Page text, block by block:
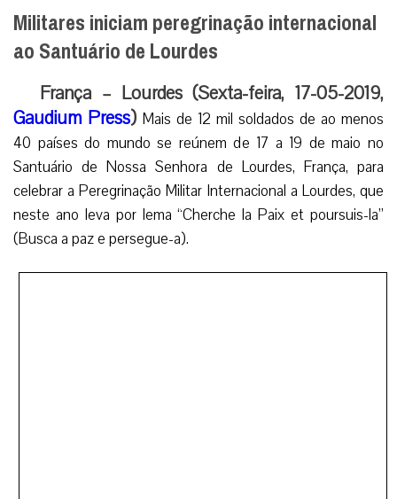
Militares iniciam peregrinação internacional
ao Santuário de Lourdes
França – Lourdes (Sexta-feira, 17-05-2019,
Gaudium Press) Mais de 12 mil soldados de ao menos
40 países do mundo se reúnem de 17 a 19 de maio no
Santuário de Nossa Senhora de Lourdes, França, para
celebrar a Peregrinação Militar Internacional a Lourdes, que
neste ano leva por lema “Cherche la Paix et poursuis-la”
(Busca a paz e persegue-a).